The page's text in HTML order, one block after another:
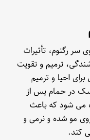
سر رگنوم، تأثیرات
ترمیم و تقویت
احیا و ترمیم
در حمام پس از
می شود که باعث
مو شده و نرمی و
کند.